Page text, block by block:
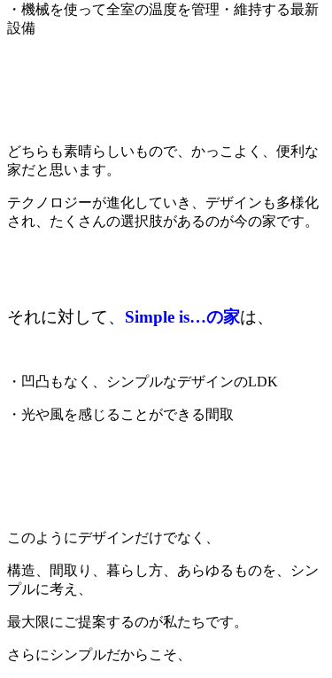
・機械を使って全室の温度を管理・維持する最新
設備
どちらも素晴らしいもので、かっこよく、便利な
家だと思います。
テクノロジーが進化していき、デザインも多様化
され、たくさんの選択肢があるのが今の家です。
それに対して、 Simple is…の家は、
・凹凸もなく、シンプルなデザインのLDK
・光や風を感じることができる間取
このようにデザインだけでなく、
構造、間取り、暮らし方、あらゆるものを、シン
プルに考え、
最大限にご提案するのが私たちです。
さらにシンプルだからこそ、